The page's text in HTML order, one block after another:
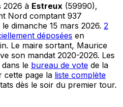
2026 à Estreux (59990),
Nord comptant 937
dimanche 15 mars 2026. 2
déposées en
Le maire sortant, Maurice
son mandat 2020-2026. Les
le bureau de vote de la
cette page la liste complète
dès le soir du premier tour.